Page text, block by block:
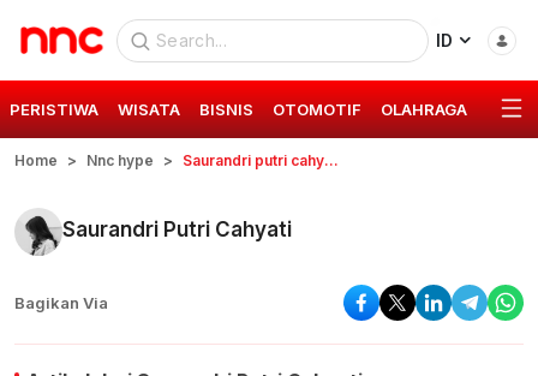
ID
PERISTIWA WISATA BISNIS OTOMOTIF OLAHRAGA GAYA
Home Nnc hype Saurandri putri cahyati
Saurandri Putri Cahyati
Bagikan Via